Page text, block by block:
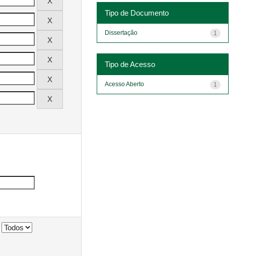
Tipo de Documento
1
Dissertação
Tipo de Acesso
1
Acesso Aberto